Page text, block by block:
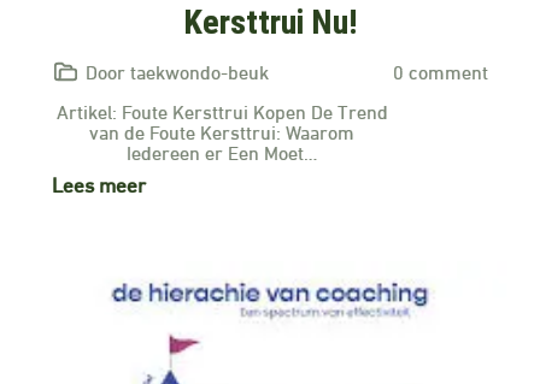
Kersttrui Nu!
Door taekwondo-beuk
0 comment
Artikel: Foute Kersttrui Kopen De Trend
van de Foute Kersttrui: Waarom
Iedereen er Een Moet…
Lees meer